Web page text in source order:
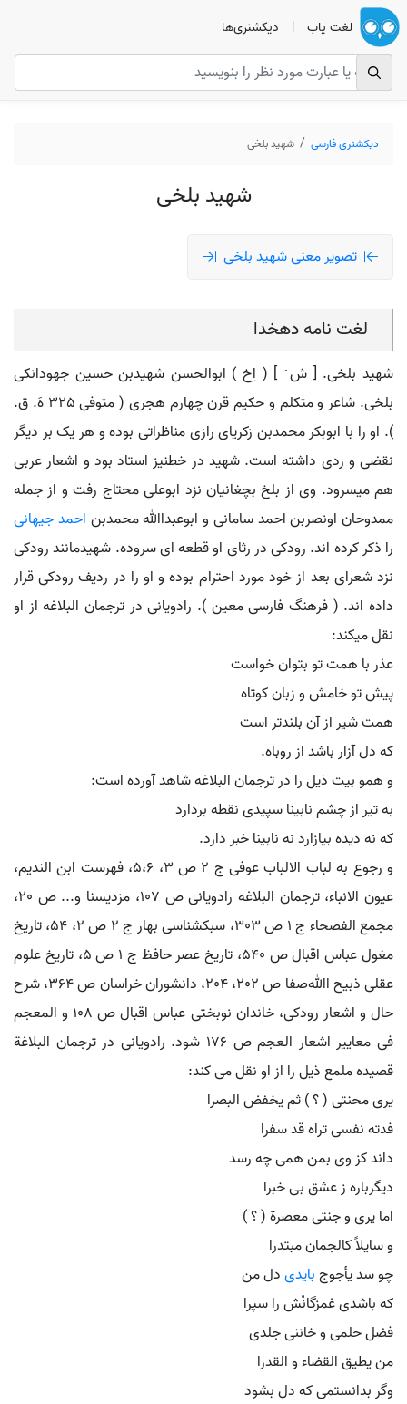
لغت یاب | دیکشنری‌ها
دیکشنری فارسی شهید بلخی
شهید بلخی
تصویر معنی شهید بلخی
لغت نامه دهخدا
شهید بلخی. [ ش َ ] ( اِخ ) ابوالحسن شهیدبن حسین جهودانکی
بلخی. شاعر و متکلم و حکیم قرن چهارم هجری ( متوفی 325 هَ. ق.
). او را با ابوبکر محمدبن زکریای رازی مناظراتی بوده و هر یک بر دیگر
نقضی و ردی داشته است. شهید در خطنیز استاد بود و اشعار عربی
هم میسرود. وی از بلخ بچغانیان نزد ابوعلی محتاج رفت و از جمله
ممدوحان اونصربن احمد سامانی و ابوعبداﷲ محمدبن احمد جیهانی
را ذکر کرده اند. رودکی در رثای او قطعه ای سروده. شهیدمانند رودکی
نزد شعرای بعد از خود مورد احترام بوده و او را در ردیف رودکی قرار
داده اند. ( فرهنگ فارسی معین ). رادویانی در ترجمان البلاغه از او
نقل میکند:
عذر با همت تو بتوان خواست
پیش تو خامش و زبان کوتاه
همت شیر از آن بلندتر است
که دل آزار باشد از روباه.
و همو بیت ذیل را در ترجمان البلاغه شاهد آورده است:
به تیر از چشم نابینا سپیدی نقطه بردارد
که نه دیده بیازارد نه نابینا خبر دارد.
و رجوع به لباب الالباب عوفی ج 2 ص 3، 5،6، فهرست ابن الندیم،
عیون الانباء، ترجمان البلاغه رادویانی ص 107، مزدیسنا و... ص 20،
مجمع الفصحاء ج 1 ص 303، سبکشناسی بهار ج 2 ص 2، 54، تاریخ
مغول عباس اقبال ص 540، تاریخ عصر حافظ ج 1 ص 5، تاریخ علوم
عقلی ذبیح اﷲصفا ص 202، 204، دانشوران خراسان ص 364، شرح
حال و اشعار رودکی، خاندان نوبختی عباس اقبال ص 108 و المعجم
فی معاییر اشعار العجم ص 176 شود. رادویانی در ترجمان البلاغة
قصیده ملمع ذیل را از او نقل می کند:
یری محنتی ( ؟ ) ثم یخفض البصرا
فدته نفسی تراه قد سفرا
داند کز وی بمن همی چه رسد
دیگرباره ز عشق بی خبرا
اما یری و جنتی معصرة ( ؟ )
و سایلاً کالجمان مبتدرا
چو سد یأجوجبایدیدل من
که باشدی غمزگانْش را سپرا
فضل حلمی و خاننی جلدی
من یطیق القضاء و القدرا
وگر بدانستمی که دل بشود